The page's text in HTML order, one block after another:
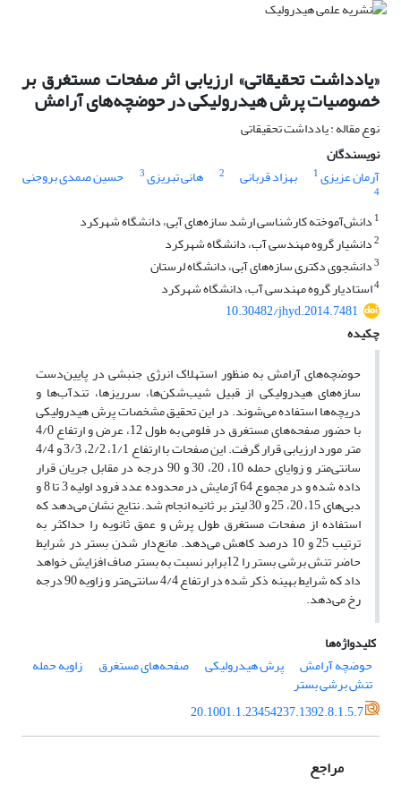
«یادداشت تحقیقاتی» ارزیابی اثر صفحات مستغرق بر
خصوصیات پرش هیدرولیکی در حوضچه‌های آرامش
نوع مقاله : یادداشت تحقیقاتی
نویسندگان
آرمان عزیزی1 بهزاد قربانی 2 هانی تبریزی3 حسین صمدی بروجنی
4
1 دانش‌آموخته کارشناسی ارشد سازه‌های آبی، دانشگاه شهرکرد
2دانشیار گروه مهندسی آب، دانشگاه شهرکرد
3دانشجوی دکتری سازه‌های آبی، دانشگاه لرستان
4استادیار گروه مهندسی آب، دانشگاه شهرکرد
10.30482/jhyd.2014.7481
چکیده
حوضچه‌های آرامش به منظور استهلاک انرژی جنبشی در پایین‌دست
سازه‌های هیدرولیکی از قبیل شیب‌شکن‌ها، سرریزها، تندآب‌ها و
دریچه‌ها استفاده می‌شوند. در این تحقیق مشخصات پرش هیدرولیکی
با حضور صفحه‌های مستغرق در فلومی به طول 12، عرض و ارتفاع 4/0
متر مورد ارزیابی قرار گرفت. این صفحات با ارتفاع 1/1، 2/2، 3/3 و 4/4
سانتی‌متر و زوایای حمله 10، 20، 30 و 90 درجه در مقابل جریان قرار
داده شده و در مجموع 64 آزمایش در محدوده عدد فرود اولیه 3 تا 8 و
دبی‌های 15، 20، 25 و 30 لیتر بر ثانیه انجام شد. نتایج نشان می‌دهد که
استفاده از صفحات مستغرق طول پرش و عمق ثانویه را حداکثر به
ترتیب 25 و 10 درصد کاهش می‌دهد. مانع‌دار شدن بستر در شرایط
حاضر تنش برشی بستر را 12برابر نسبت به بستر صاف افزایش خواهد
داد که شرایط بهینه ذکر شده در ارتفاع 4/4 سانتی‌متر و زاویه 90 درجه
رخ می‌دهد.
کلیدواژه‌ها
حوضچه آرامش
پرش هیدرولیکی صفحه‌های مستغرق زاویه حمله
تنش برشی بستر
20.1001.1.23454237.1392.8.1.5.7
مراجع